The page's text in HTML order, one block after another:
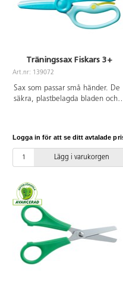
Träningssax Fiskars 3+
Art.nr: 139072
Sax som passar små händer. De
säkra, plastbelagda bladen och
nedtryckt öppnas saxen
automatiskt efter varje klipp.
Spaken kan fällas upp så att
vanlig sax. De plastbelagda
metallbladen skär enkelt genom
papper och har trubbiga spetsar
för extra säkerhet. Handtagets
breda öglor har utformats för att
passa yngre barn. Både höger-
och vänsterhänta. Längd 17 cm.
Passar från 3 år.
Logga in för att se ditt avtalade
Lägg i varukorgen